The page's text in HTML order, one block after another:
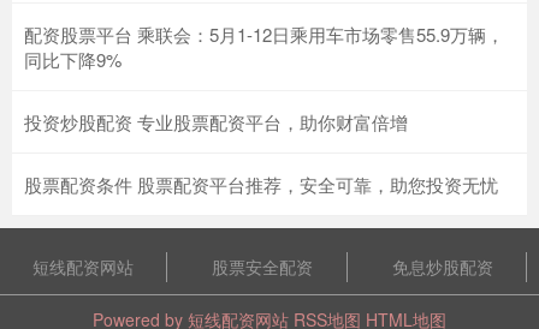
配资股票平台 乘联会：5月1-12日乘用车市场零售55.9万辆，
同比下降9%
投资炒股配资 专业股票配资平台，助你财富倍增
股票配资条件 股票配资平台推荐，安全可靠，助您投资无忧
短线配资网站 股票安全配资 免息炒股配资
Powered by 短线配资网站 RSS地图 HTML地图